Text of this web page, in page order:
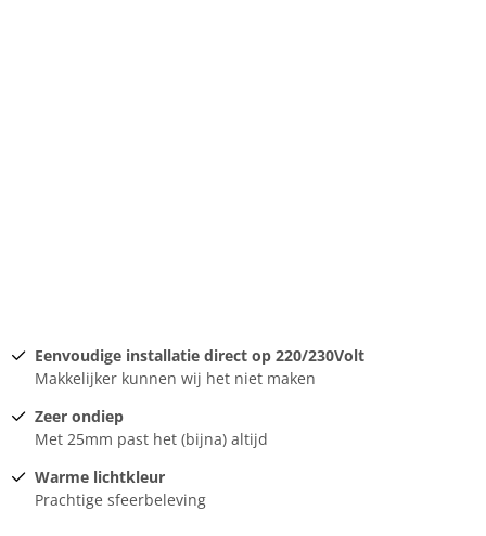
Eenvoudige installatie direct op 220/230Volt
Makkelijker kunnen wij het niet maken
Zeer ondiep
Met 25mm past het (bijna) altijd
Warme lichtkleur
Prachtige sfeerbeleving